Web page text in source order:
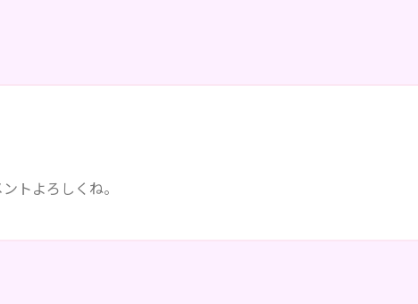
トよろしくね。